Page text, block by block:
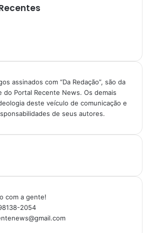
assinados com “Da Redação”, são da
do Portal Recente News. Os demais
deste veículo de comunicação e
de seus autores.
com a gente!
2054